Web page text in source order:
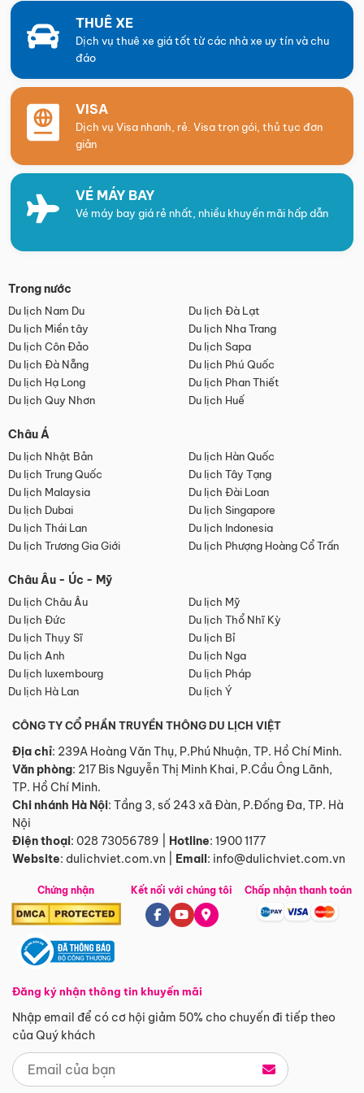
THUÊ XE
Dịch vụ thuê xe giá tốt từ các nhà xe uy tín và chu
đáo
VISA
Dịch vụ Visa nhanh, rẻ. Visa trọn gói, thủ tục đơn
giản
VÉ MÁY BAY
Vé máy bay giá rẻ nhất, nhiều khuyến mãi hấp dẫn
Trong nước
Du lịch Nam Du
Du lịch Đà Lạt
Du lịch Miền tây
Du lịch Nha Trang
Du lịch Côn Đảo
Du lịch Sapa
Du lịch Đà Nẵng
Du lịch Phú Quốc
Du lịch Hạ Long
Du lịch Phan Thiết
Du lịch Quy Nhơn
Du lịch Huế
Châu Á
Du lịch Nhật Bản
Du lịch Hàn Quốc
Du lịch Trung Quốc
Du lịch Tây Tạng
Du lịch Malaysia
Du lịch Đài Loan
Du lịch Dubai
Du lịch Singapore
Du lịch Thái Lan
Du lịch Indonesia
Du lịch Trương Gia Giới
Du lịch Phượng Hoàng Cổ Trấn
Châu Âu - Úc - Mỹ
Du lịch Châu Âu
Du lịch Mỹ
Du lịch Đức
Du lịch Thổ Nhĩ Kỳ
Du lịch Thụy Sĩ
Du lịch Bỉ
Du lịch Anh
Du lịch Nga
Du lịch luxembourg
Du lịch Pháp
Du lịch Hà Lan
Du lịch Ý
CÔNG TY CỔ PHẦN TRUYỀN THÔNG DU LỊCH VIỆT
Địa chỉ: 239A Hoàng Văn Thụ, P.Phú Nhuận, TP. Hồ Chí Minh.
Văn phòng: 217 Bis Nguyễn Thị Minh Khai, P.Cầu Ông Lãnh,
TP. Hồ Chí Minh.
Chi nhánh Hà Nội: Tầng 3, số 243 xã Đàn, P.Đống Đa, TP. Hà
Nội
Điện thoại: 028 73056789 Hotline: 1900 1177
Website: dulichviet.com.vn Email: info@dulichviet.com.vn
Chứng nhận
Đăng ký nhận thông tin khuyến mãi
Nhập email để có cơ hội giảm 50% cho chuyến đi tiếp theo
của Quý khách
Kết nối với chúng tôi Chấp nhận thanh toán